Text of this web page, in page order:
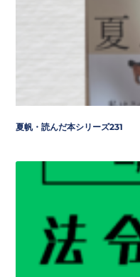
夏帆・読んだ本シリーズ231